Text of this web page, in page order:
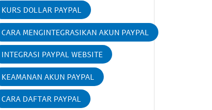
KURS DOLLAR PAYPAL
CARA MENGINTEGRASIKAN AKUN PAYPAL
INTEGRASI PAYPAL WEBSITE
KEAMANAN AKUN PAYPAL
CARA DAFTAR PAYPAL